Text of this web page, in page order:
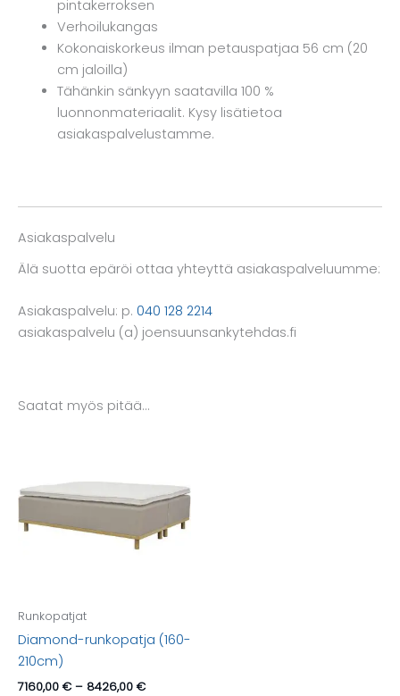
pintakerroksen
Verhoilukangas
Kokonaiskorkeus ilman petauspatjaa 56 cm (20
cm jaloilla)
Tähänkin sänkyyn saatavilla 100 %
luonnonmateriaalit. Kysy lisätietoa
asiakaspalvelustamme.
Asiakaspalvelu
Älä suotta epäröi ottaa yhteyttä asiakaspalveluumme:
Asiakaspalvelu: p. 040 128 2214
asiakaspalvelu (a) joensuunsankytehdas.fi
Saatat myös pitää...
Runkopatjat
Diamond-runkopatja (160-
210cm)
7160,00€ – 8426,00€Hintaluokka: